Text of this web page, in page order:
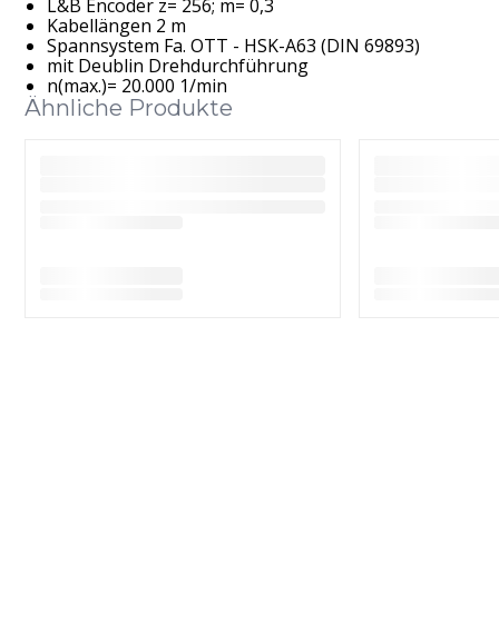
L&B Encoder z= 256; m= 0,3
Kabellängen 2 m
Spannsystem Fa. OTT - HSK-A63 (DIN 69893)
mit Deublin Drehdurchführung
n(max.)= 20.000 1/min
Ähnliche Produkte